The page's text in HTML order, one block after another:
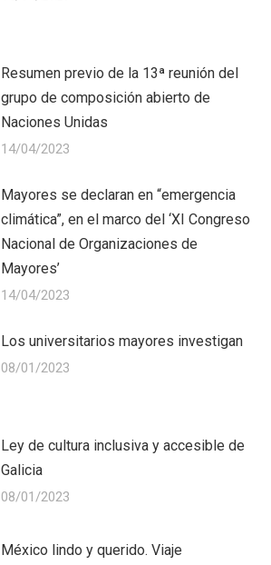
Resumen previo de la 13ª reunión del
grupo de composición abierto de
Naciones Unidas
14/04/2023
Mayores se declaran en “emergencia
climática”, en el marco del ‘XI Congreso
Nacional de Organizaciones de
Mayores’
14/04/2023
Los universitarios mayores investigan
08/01/2023
Ley de cultura inclusiva y accesible de
Galicia
08/01/2023
México lindo y querido. Viaje